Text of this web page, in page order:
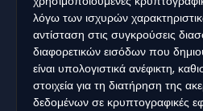
λόγω των ισχυρών
αντίσταση στις συγκρούσεις
διαφορετικών εισόδων που
είναι υπολογιστικά ανέφικτη,
στοιχεία για τη διατήρηση της
δεδομένων σε κρυπτογραφικές